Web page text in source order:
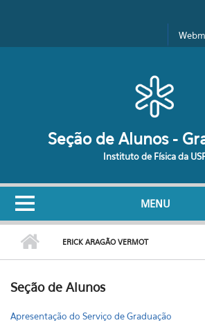
Formulário de
Seção de Alunos -
Instituto de Física da
MENU
ERICK ARAGÃO VERMOT
Seção de Alunos
Apresentação do Serviço de Graduação